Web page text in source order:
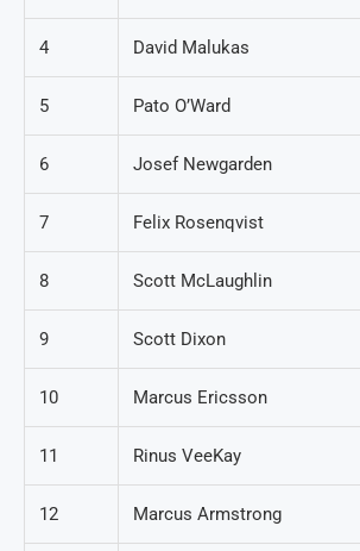
4 David Malukas
5 Pato O’Ward
6 Josef Newgarden
7 Felix Rosenqvist
8 Scott McLaughlin
9 Scott Dixon
10 Marcus Ericsson
11 Rinus VeeKay
12 Marcus Armstrong